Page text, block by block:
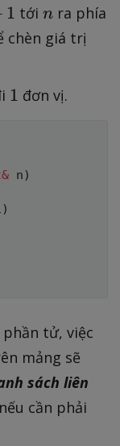
1 tớin
n ra phía
chèn giá trị
1
1 đơn vị.
& n )
)
tử, việc
mảng sẽ
sách liên
cần phải